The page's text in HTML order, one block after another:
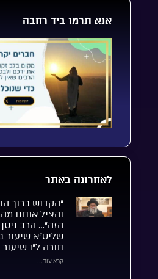
אנא תרמו ביד רחבה
לאחרונה באתר
“הקדוש ברוך
והציל אותנו
הזה”… הרב
שליט”א שיעור
תורה ל”ו שיעור
קרא עוד...